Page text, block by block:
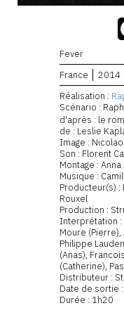
Fever
France
2014
Réalisation :
Scénario :
d'après : le
de : Leslie
Image :
Son : Florent
Montage :
Musique :
Producteur(s) :
Rouxel
Production :
Interprétation :
Moure
Philippe
(Anas),
(Catherine),
Distributeur :
Date de sortie
Durée : 1h20